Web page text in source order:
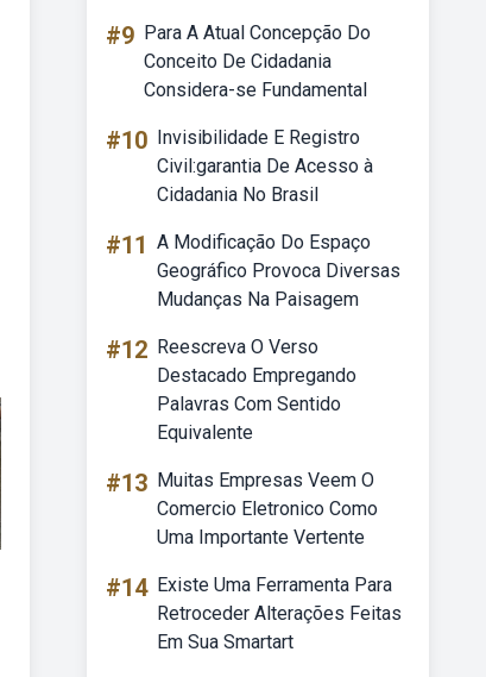
#9 Para A Atual Concepção Do
Conceito De Cidadania
Considera-se Fundamental
#10 Invisibilidade E Registro
Civil:garantia De Acesso à
Cidadania No Brasil
#11 A Modificação Do Espaço
Geográfico Provoca Diversas
Mudanças Na Paisagem
#12 Reescreva O Verso
Destacado Empregando
Palavras Com Sentido
Equivalente
#13 Muitas Empresas Veem O
Comercio Eletronico Como
Uma Importante Vertente
#14 Existe Uma Ferramenta Para
Retroceder Alterações Feitas
Em Sua Smartart